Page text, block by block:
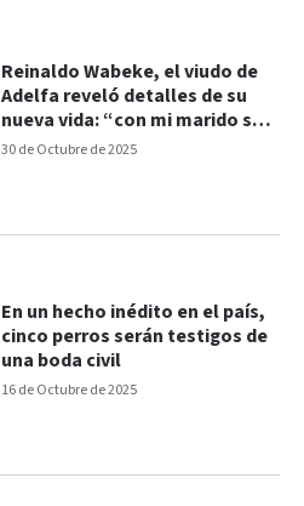
30 de Octubre de 2025
Reinaldo Wabeke, el viudo de
Adelfa reveló detalles de su
nueva vida: “con mi marido soy
feliz”
16 de Octubre de 2025
En un hecho inédito en el país,
cinco perros serán testigos de
una boda civil